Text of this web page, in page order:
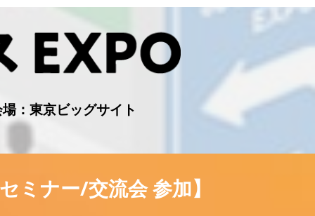
：東京ビッグサイト
ミナー/交流会 参加】